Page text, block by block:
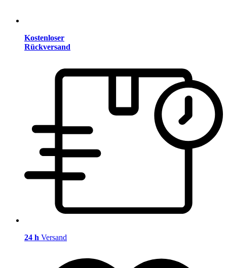
Kostenloser
Rückversand
24 h Versand